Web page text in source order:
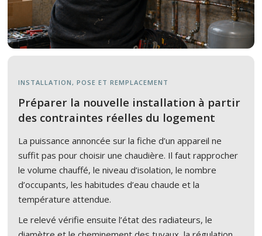
INSTALLATION, POSE ET REMPLACEMENT
Préparer la nouvelle installation à partir
des contraintes réelles du logement
La puissance annoncée sur la fiche d’un appareil ne
suffit pas pour choisir une chaudière. Il faut rapprocher
le volume chauffé, le niveau d’isolation, le nombre
d’occupants, les habitudes d’eau chaude et la
température attendue.
Le relevé vérifie ensuite l’état des radiateurs, le